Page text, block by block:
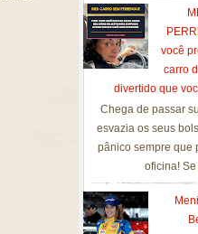
você
carro
divertido que
Chega de passar
esvazia os seus
pânico sempre que
oficina!